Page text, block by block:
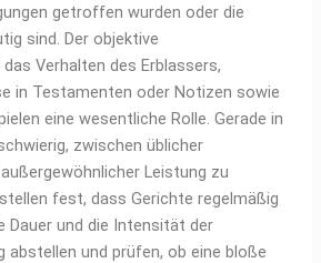
getroffen wurden oder die
sind. Der objektive
Verhalten des Erblassers,
in Testamenten oder Notizen sowie
eine wesentliche Rolle. Gerade in
zwischen üblicher
Leistung zu
fest, dass Gerichte regelmäßig
Dauer und die Intensität der
abstellen und prüfen, ob eine bloße